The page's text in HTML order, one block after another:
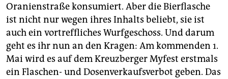
Oranienstraße konsumiert. Aber die Bierflasche
ist nicht nur wegen ihres Inhalts beliebt, sie ist
auch ein vortreffliches Wurfgeschoss. Und darum
geht es ihr nun an den Kragen: Am kommenden 1.
Mai wird es auf dem Kreuzberger Myfest erstmals
ein Flaschen- und Dosenverkaufsverbot geben. Das